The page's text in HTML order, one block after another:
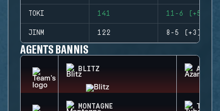
TOKI 141 11-6 (+5)
JINM 122 8-5 (+3)
AGENTS BANNIS
BLITZ AZAMI
MONTAGNE